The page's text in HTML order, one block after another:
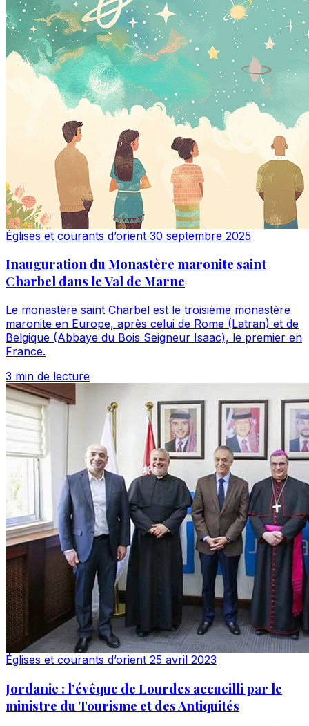
Églises et courants d’orient 30 septembre 2025
Inauguration du Monastère maronite saint
Charbel dans le Val de Marne
Le monastère saint Charbel est le troisième monastère
maronite en Europe, après celui de Rome (Latran) et de
Belgique (Abbaye du Bois Seigneur Isaac), le premier en
France.
3 min de lecture
Églises et courants d’orient 25 avril 2023
Jordanie : l’évêque de Lourdes accueilli par le
ministre du Tourisme et des Antiquités